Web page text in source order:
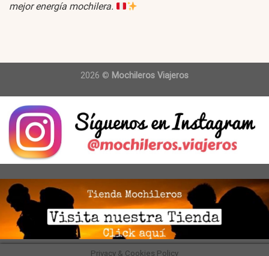
mejor energía mochilera.
2026 © Mochileros Viajeros
Privacy & Cookies Policy